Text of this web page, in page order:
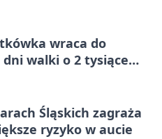
wraca do
dni walki o 2 tysiące
Śląskich zagraża
ryzyko w aucie